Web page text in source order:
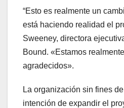
“Esto es realmente un
está haciendo realidad el
Sweeney, directora
Bound. «Estamos
agradecidos».
La organización sin fines
intención de expandir el